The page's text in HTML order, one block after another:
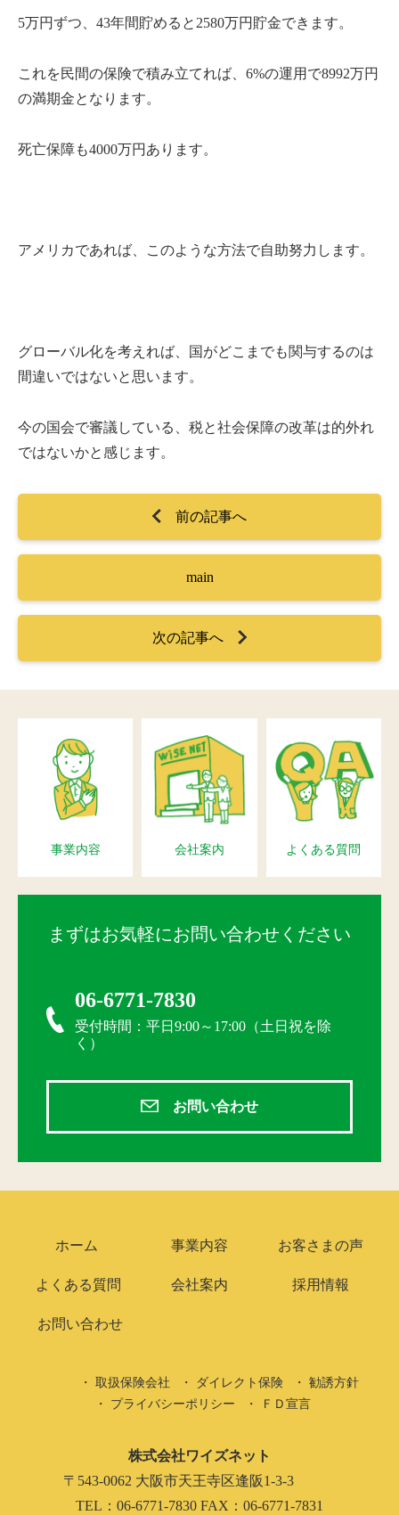
5万円ずつ、43年間貯めると2580万円貯金できます。
これを民間の保険で積み立てれば、6%の運用で8992万円
の満期金となります。
死亡保障も4000万円あります。
アメリカであれば、このような方法で自助努力します。
グローバル化を考えれば、国がどこまでも関与するのは
間違いではないと思います。
今の国会で審議している、税と社会保障の改革は的外れ
ではないかと感じます。
前の記事へ
main
次の記事へ
事業内容 会社案内 よくある質問
まずはお気軽にお問い合わせください
06-6771-7830
受付時間：平日9:00～17:00（土日祝を除
く）
お問い合わせ
ホーム 事業内容 お客さまの声
よくある質問 会社案内 採用情報
お問い合わせ
取扱保険会社 ダイレクト保険
勧誘方針
プライバシーポリシー
ＦＤ宣言
株式会社ワイズネット
〒543-0062 大阪市天王寺区逢阪1-3-3
TEL：06-6771-7830 FAX：06-6771-7831